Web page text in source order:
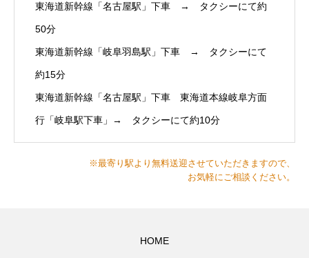
東海道新幹線「名古屋駅」下車 → タクシーにて約
50分
東海道新幹線「岐阜羽島駅」下車 → タクシーにて
約15分
東海道新幹線「名古屋駅」下車 東海道本線岐阜方面
行「岐阜駅下車」→ タクシーにて約10分
※最寄り駅より無料送迎させていただきますので、
お気軽にご相談ください。
HOME